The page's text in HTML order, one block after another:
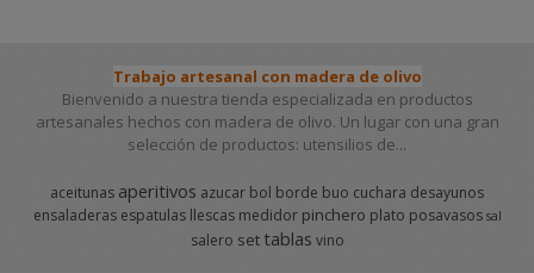
Trabajo artesanal con madera de olivo
Bienvenido a nuestra tienda especializada en productos
artesanales hechos con madera de olivo. Un lugar con una gran
selección de productos: utensilios de...
aceitunas aperitivos azucar bol borde buo cuchara desayunos
ensaladeras espatulas llescas medidor pinchero plato posavasos sal
salero set tablas vino